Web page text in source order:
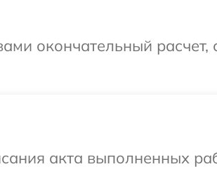
окончательный
акта выполненных